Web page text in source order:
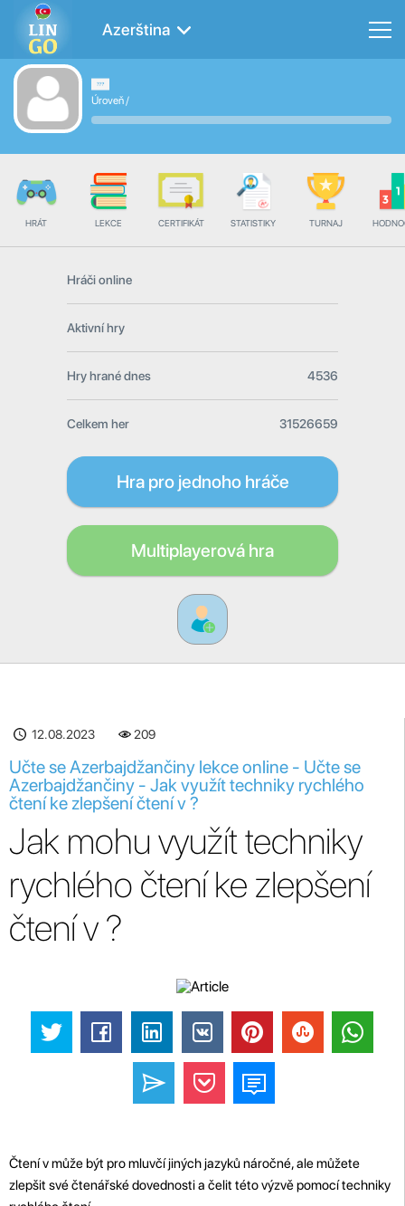
Azerština
Úroveň/
HRÁT LEKCE CERTIFIKÁT STATISTIKY TURNAJ
Hráči online
Aktivní hry
Hry hrané dnes 4536
Celkem her 31526659
Hra pro jednoho hráče
Multiplayerová hra
12.08.2023 209
Učte se Azerbajdžančiny lekce online - Učte se
Azerbajdžančiny - Jak využít techniky rychlého
čtení ke zlepšení čtení v ?
Jak mohu využít techniky
rychlého čtení ke zlepšení
čtení v ?
Čtení v může být pro mluvčí jiných jazyků náročné, ale můžete
zlepšit své čtenářské dovednosti a čelit této výzvě pomocí techniky